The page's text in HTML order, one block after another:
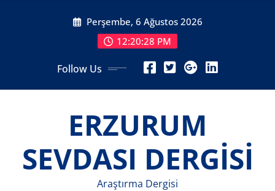
Perşembe, 6 Ağustos 2026
12:20:30 PM
Follow Us
ERZURUM
SEVDASI DERGİSİ
Araştırma Dergisi